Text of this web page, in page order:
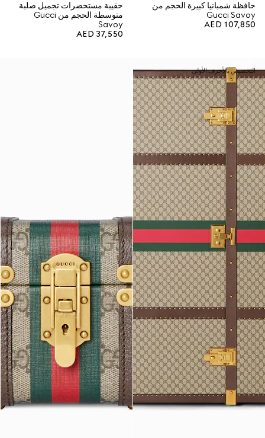
حافظة شمبانيا كبيرة الحجم من
Gucci Savoy
AED 107,850
حقيبة مستحضرات تجميل صلبة
متوسطة الحجم من Gucci
Savoy
AED 37,550
التخصيص بالأحرف الأولى